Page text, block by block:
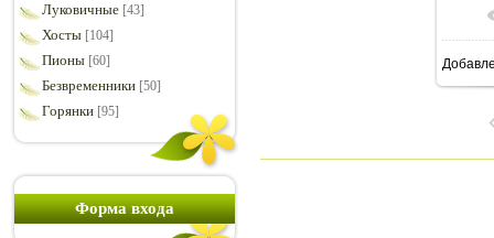
Луковичные [43]
Хосты [104]
Пионы [60]
Безвременники [50]
Горянки [95]
Форма входа